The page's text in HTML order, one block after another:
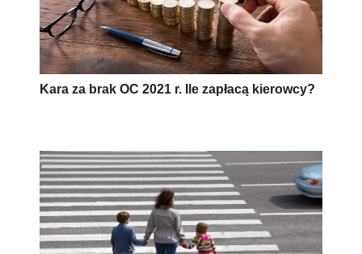
Kara za brak OC 2021 r. Ile zapłacą kierowcy?